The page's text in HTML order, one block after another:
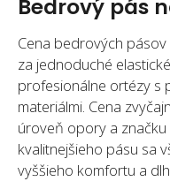
Bedrový pás
Cena bedrových
za jednoduché
profesionálne ortézy s
materiálmi. Cena
úroveň opory a
kvalitnejšieho pásu sa
vyššieho komfortu a